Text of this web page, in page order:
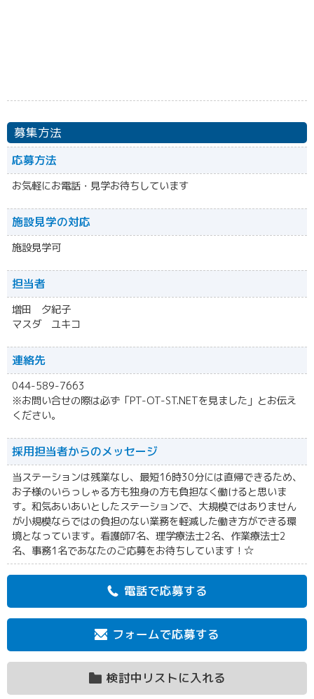
募集方法
応募方法
お気軽にお電話・見学お待ちしています
施設見学の対応
施設見学可
担当者
増田 夕紀子
マスダ ユキコ
連絡先
044-589-7663
※お問い合せの際は必ず「PT-OT-ST.NETを見ました」とお伝え
ください。
採用担当者からのメッセージ
当ステーションは残業なし、最短16時30分には直帰できるため、
お子様のいらっしゃる方も独身の方も負担なく働けると思いま
す。和気あいあいとしたステーションで、大規模ではありません
が小規模ならではの負担のない業務を軽減した働き方ができる環
境となっています。看護師7名、理学療法士2名、作業療法士2
名、事務1名であなたのご応募をお待ちしています！☆
電話で応募する
フォームで応募する
検討中リストに入れる